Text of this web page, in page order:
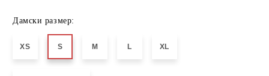
Дамски размер:
XS S M L XL